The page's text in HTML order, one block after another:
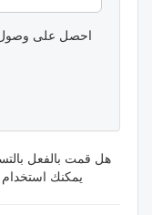
احصل على وصول
هل قمت بالفعل
يمكنك